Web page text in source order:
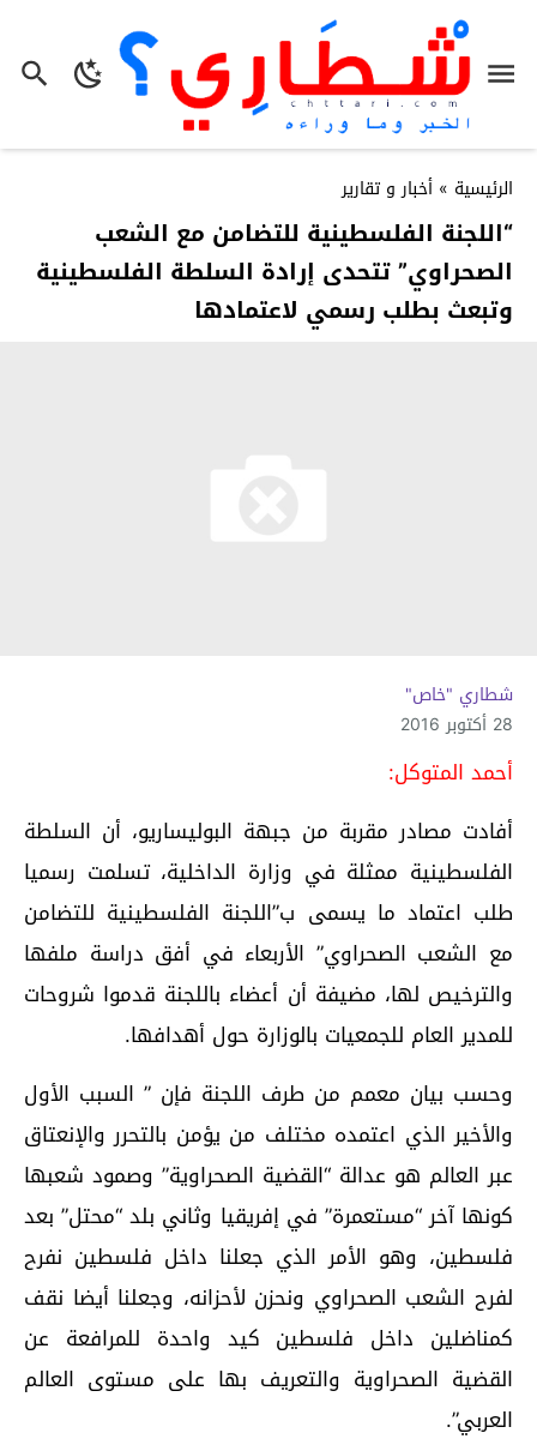
الرئيسية » أخبار و تقارير
“اللجنة الفلسطينية للتضامن مع الشعب
الصحراوي” تتحدى إرادة السلطة الفلسطينية
وتبعث بطلب رسمي لاعتمادها
شطاري "خاص"
28 أكتوبر 2016
أحمد المتوكل:
أفادت مصادر مقربة من جبهة البوليساريو، أن السلطة
الفلسطينية ممثلة في وزارة الداخلية، تسلمت رسميا
طلب اعتماد ما يسمى ب”اللجنة الفلسطينية للتضامن
مع الشعب الصحراوي” الأربعاء في أفق دراسة ملفها
والترخيص لها، مضيفة أن أعضاء باللجنة قدموا شروحات
للمدير العام للجمعيات بالوزارة حول أهدافها.
وحسب بيان معمم من طرف اللجنة فإن ” السبب الأول
والأخير الذي اعتمده مختلف من يؤمن بالتحرر والإنعتاق
عبر العالم هو عدالة “القضية الصحراوية” وصمود شعبها
كونها آخر “مستعمرة” في إفريقيا وثاني بلد “محتل” بعد
فلسطين، وهو الأمر الذي جعلنا داخل فلسطين نفرح
لفرح الشعب الصحراوي ونحزن لأحزانه، وجعلنا أيضا نقف
كمناضلين داخل فلسطين كيد واحدة للمرافعة عن
القضية الصحراوية والتعريف بها على مستوى العالم
العربي”.